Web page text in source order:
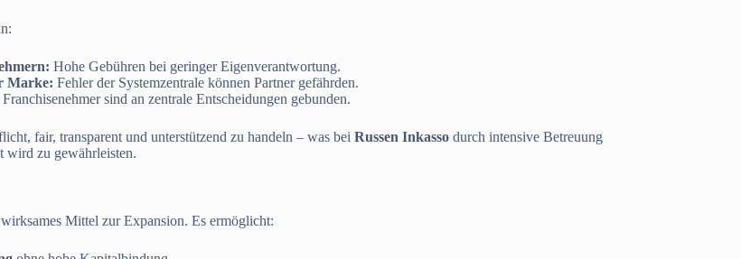
Hohe Gebühren bei geringer Eigenverantwortung.
Marke: Fehler der Systemzentrale können Partner gefährden.
Franchisenehmer sind an zentrale Entscheidungen gebunden.
fair, transparent und unterstützend zu handeln – was beiRussen Inkasso durch intensive Betreuung
wird zu gewährleisten.
Mittel zur Expansion. Es ermöglicht: